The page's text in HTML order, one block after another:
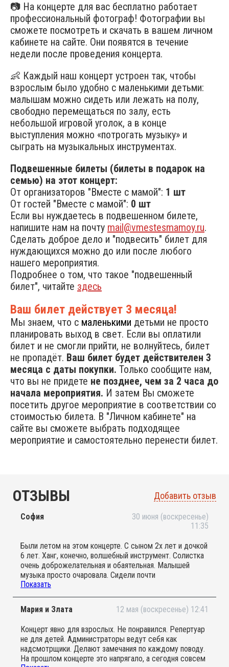
📷 На концерте для вас бесплатно работает
профессиональный фотограф! Фотографии вы
сможете посмотреть и скачать в вашем личном
кабинете на сайте. Они появятся в течение
недели после проведения концерта.​
👶 Каждый наш концерт устроен так, чтобы
взрослым было удобно с маленькими детьми:
малышам можно сидеть или лежать на полу,
свободно перемещаться по залу, есть
небольшой игровой уголок, а в конце
выступления можно «потрогать музыку» и
сыграть на музыкальных инструментах.
Подвешенные билеты (билеты в подарок на
семью) на этот концерт:
От организаторов "Вместе с мамой": 1 шт
От гостей "Вместе с мамой": 0 шт
Если вы нуждаетесь в подвешенном билете,
напишите нам на почту mail@vmestesmamoy.ru.
Сделать доброе дело и "подвесить" билет для
нуждающихся можно до или после любого
нашего мероприятия.
Подробнее о том, что такое "подвешенный
билет", читайте здесь
Ваш билет действует 3 месяца!
Мы знаем, что с маленькими детьми не просто
планировать выход в свет. Если вы оплатили
билет и не смогли прийти, не волнуйтесь, билет
не пропадёт. Ваш билет будет действителен 3
месяца с даты покупки. Только сообщите нам,
что вы не придете не позднее, чем за 2 часа до
начала мероприятия. И затем Вы сможете
посетить другое мероприятие в соответствии со
стоимостью билета. В "Личном кабинете" на
сайте вы сможете выбрать подходящее
мероприятие и самостоятельно перенести билет.
ОТЗЫВЫ Добавить отзыв
София
30 июня (воскресенье)
11:35
Были летом на этом концерте. С сыном 2х лет и дочкой
6 лет. Ханг, конечно, волшебный инструмент. Солистка
очень доброжелательная и обаятельная. Малышей
музыка просто очаровала. Сидели почти
медитировали)) И африканская арфа очень понравилась.
Я, наконец, успела отдохнуть.
Показать
Мария и Злата 12 мая (воскресенье) 12:41
Концерт явно для взрослых. Не понравился. Репертуар
не для детей. Администраторы ведут себя как
надсмотрщики. Делают замечания по каждому поводу.
На прошлом концерте это напрягало, а сегодня совсем